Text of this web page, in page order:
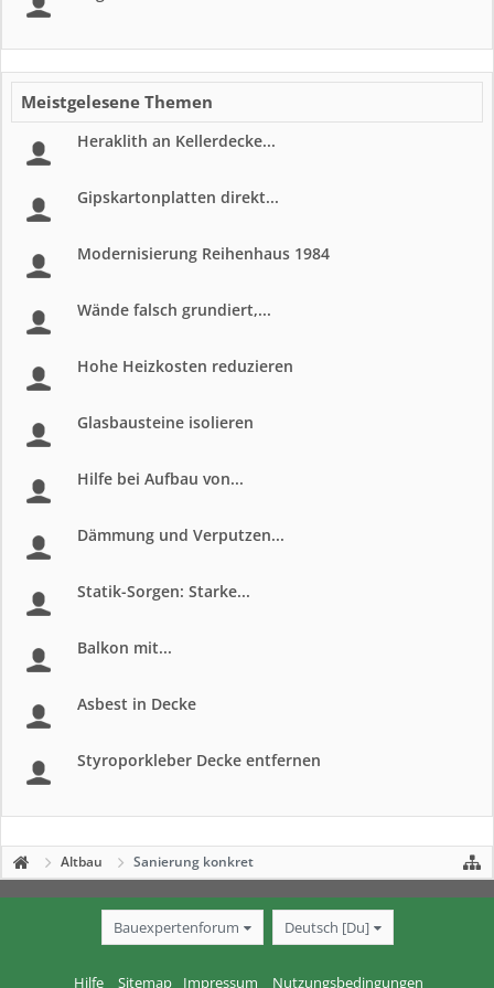
Meistgelesene Themen
Heraklith an Kellerdecke...
Gipskartonplatten direkt...
Modernisierung Reihenhaus 1984
Wände falsch grundiert,...
Hohe Heizkosten reduzieren
Glasbausteine isolieren
Hilfe bei Aufbau von...
Dämmung und Verputzen...
Statik-Sorgen: Starke...
Balkon mit...
Asbest in Decke
Styroporkleber Decke entfernen
Altbau Sanierung konkret
Bauexpertenforum Deutsch [Du]
Hilfe Sitemap Impressum Nutzungsbedingungen